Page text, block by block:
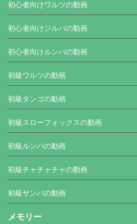
初心者向けワルツの動画
初心者向けジルバの動画
初心者向けルンバの動画
初級ワルツの動画
初級タンゴの動画
初級スローフォックスの動画
初級ルンバの動画
初級チャチャチャの動画
初級サンバの動画
メモリー